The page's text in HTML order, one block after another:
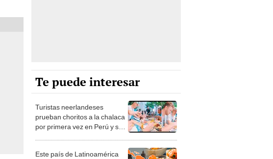
Te puede interesar
Turistas neerlandeses
prueban choritos a la chalaca
por primera vez en Perú y se
Este país de Latinoamérica